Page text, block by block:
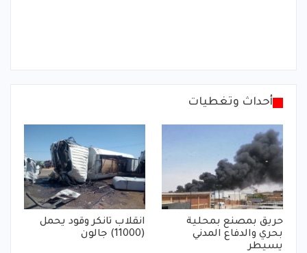
أحداث وتغطيات
حريق بمصنع بمحلية
بحري والدفاع المدني
يسيطر
انقلاب تانكر وقود يحمل
(11000) جالون